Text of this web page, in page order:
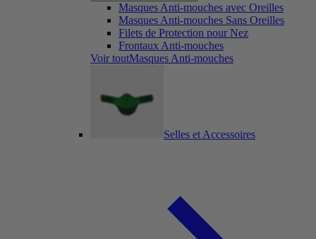
Masques Anti-mouches avec Oreilles
Masques Anti-mouches Sans Oreilles
Filets de Protection pour Nez
Frontaux Anti-mouches
Voir toutMasques Anti-mouches
Selles et Accessoires